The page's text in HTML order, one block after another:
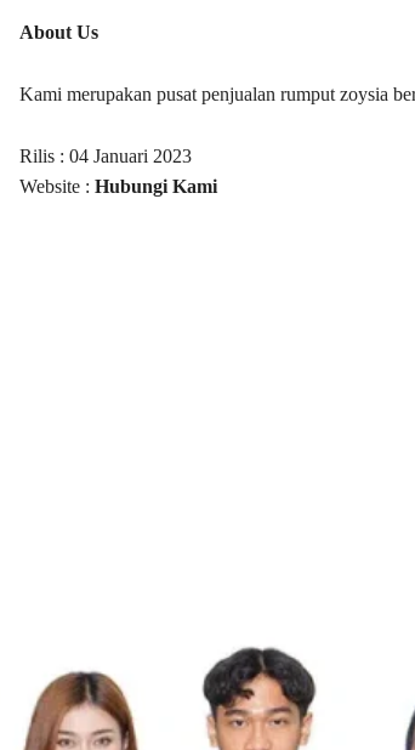
About Us
Kami merupakan pusat penjualan rumput zoysia
Rilis : 04 Januari 2023
Website : Hubungi Kami